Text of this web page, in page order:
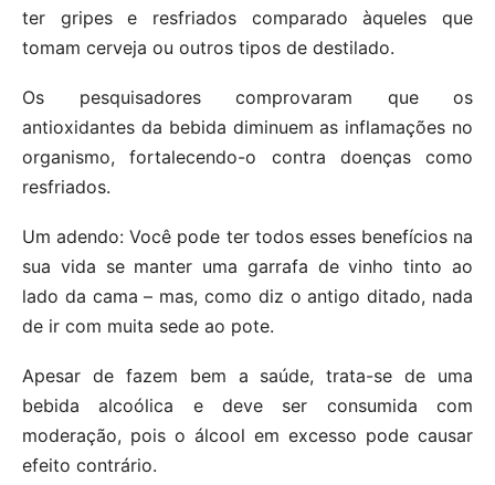
ter gripes e resfriados comparado àqueles que
tomam cerveja ou outros tipos de destilado.
Os pesquisadores comprovaram que os
antioxidantes da bebida diminuem as inflamações no
organismo, fortalecendo-o contra doenças como
resfriados.
Um adendo: Você pode ter todos esses benefícios na
sua vida se manter uma garrafa de vinho tinto ao
lado da cama – mas, como diz o antigo ditado, nada
de ir com muita sede ao pote.
Apesar de fazem bem a saúde, trata-se de uma
bebida alcoólica e deve ser consumida com
moderação, pois o álcool em excesso pode causar
efeito contrário.